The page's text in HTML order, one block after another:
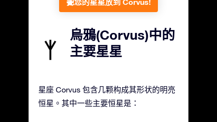
把您的星星放到 Corvus!
烏鴉(Corvus)中的
主要星星
星座 Corvus 包含几颗构成其形状的明亮
恒星。其中一些主要恒星是：